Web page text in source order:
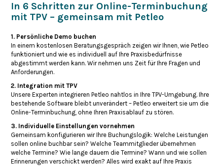
In 6 Schritten zur Online-Terminbuchung
mit TPV – gemeinsam mit Petleo
1. Persönliche Demo buchen
In einem kostenlosen Beratungsgespräch zeigen wir Ihnen, wie Petleo
funktioniert und wie es individuell auf Ihre Praxisbedürfnisse
abgestimmt werden kann. Wir nehmen uns Zeit für Ihre Fragen und
Anforderungen.
2. Integration mit TPV
Unsere Experten integrieren Petleo nahtlos in Ihre TPV-Umgebung. Ihre
bestehende Software bleibt unverändert – Petleo erweitert sie um die
Online-Terminbuchung, ohne Ihren Praxisablauf zu stören.
3. Individuelle Einstellungen vornehmen
Gemeinsam konfigurieren wir Ihre Buchungslogik: Welche Leistungen
sollen online buchbar sein? Welche Teammitglieder übernehmen
welche Termine? Wie lange dauern die Termine? Wann und wie sollen
Erinnerungen verschickt werden? Alles wird exakt auf Ihre Praxis